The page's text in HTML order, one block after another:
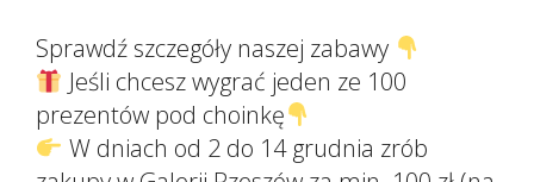
Sprawdź szczegóły naszej zabawy
Jeśli chcesz wygrać jeden ze 100
prezentów pod choinkę
W dniach od 2 do 14 grudnia zrób